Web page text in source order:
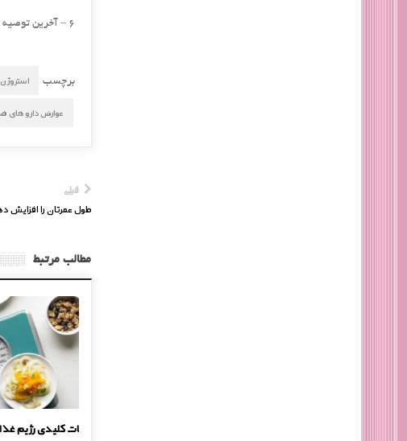
6 – آخرین توصیه این‌ كه با ورزش جسم خود را جوان نگه دارید.
برچسب
عوارض دارو های
قبلی
طول عمرتان را افزایش
مطالب مرتبط
نکات کلیدی رژیم